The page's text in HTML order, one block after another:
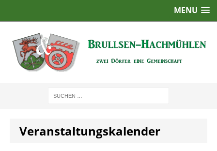
MENU
Veranstaltungskalender
2:00
5:00